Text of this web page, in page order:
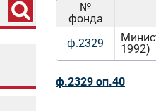
№
фонда
ф.2329
1992)
ф.2329 оп.40